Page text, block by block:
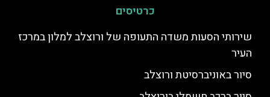
כרטיסים
שירותי הסעות משדה התעופה של ורוצלב למלון במרכז
העיר
סיור באוניברסיטת ורוצלב